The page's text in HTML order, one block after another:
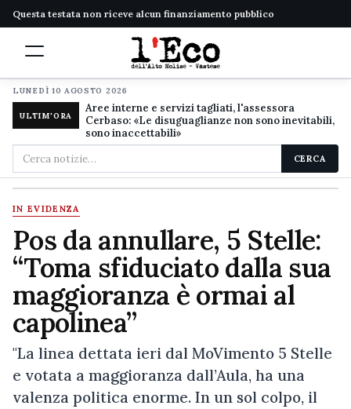
Questa testata non riceve alcun finanziamento pubblico
LUNEDÌ 10 AGOSTO 2026
ULTIM'ORA
Aree interne e servizi tagliati, l'assessora
Cerbaso: «Le disuguaglianze non sono inevitabili,
sono inaccettabili»
Cerca
nel
sito
CERCA
IN EVIDENZA
Pos da annullare, 5 Stelle:
“Toma sfiduciato dalla sua
maggioranza è ormai al
capolinea”
"La linea dettata ieri dal MoVimento 5 Stelle
e votata a maggioranza dall’Aula, ha una
valenza politica enorme. In un sol colpo, il